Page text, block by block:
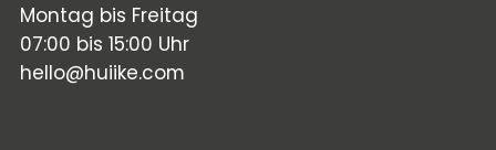
Montag bis Freitag
07:00 bis 15:00 Uhr
hello@huiike.com